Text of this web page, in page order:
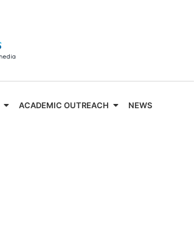
ACADEMIC OUTREACH NEWS